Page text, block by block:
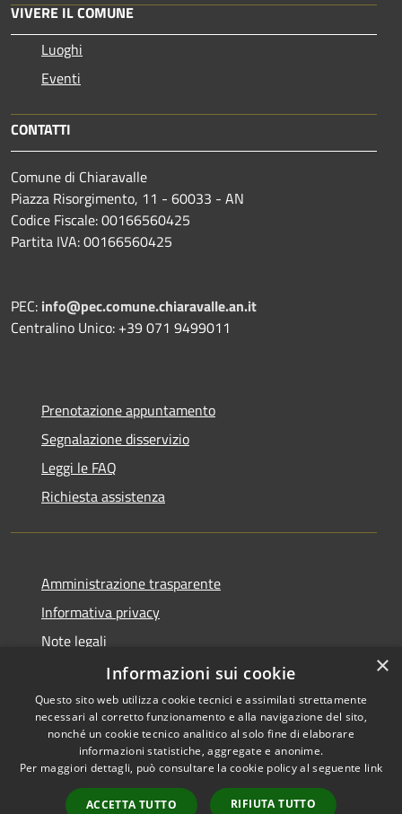
VIVERE IL COMUNE
Luoghi
Eventi
CONTATTI
Comune di Chiaravalle
Piazza Risorgimento, 11 - 60033 - AN
Codice Fiscale: 00166560425
Partita IVA: 00166560425
PEC: info@pec.comune.chiaravalle.an.it
Centralino Unico: +39 071 9499011
Prenotazione appuntamento
Segnalazione disservizio
Leggi le FAQ
Richiesta assistenza
Amministrazione trasparente
Informativa privacy
Note legali
Dichiarazione di accessibilità
RSS
Accessibilità
Copyright © 2026 • Comune di
Chiaravalle • Powered by
Municipium• Accesso
×
Informazioni sui cookie
Questo sito web utilizza cookie tecnici e assimilati strettamente
necessari al corretto funzionamento e alla navigazione del sito,
nonché un cookie tecnico analitico al solo fine di elaborare
informazioni statistiche, aggregate e anonime.
Per maggiori dettagli, può consultare la cookie policy al seguente link
ACCETTA TUTTO RIFIUTA TUTTO